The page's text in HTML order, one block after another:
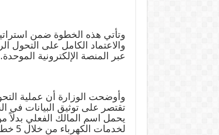
وتأتي هذه الخطوة ضمن
والاعتماد الكامل على التحول
عبر المنصة الإلكترونية الموحدة.
وأوضحت الوزارة أن عملية
تقتصر على توثيق البيانات
يحمل اسم المالك الفعلي بدلاً
لخدمات الكهرباء من خلال 5 خطوات بسيطة عبر الموبايل: